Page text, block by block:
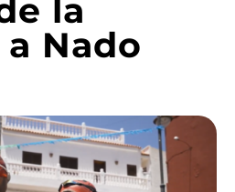
la
Nado